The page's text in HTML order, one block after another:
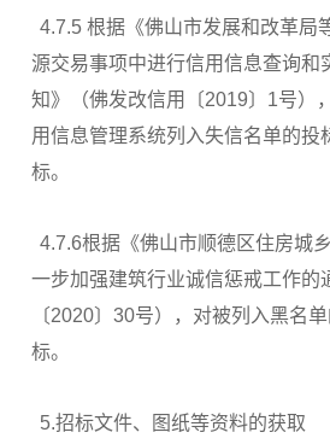
4.7.5 根据《佛山市发展和改革局
源交易事项中进行信用信息查询和
知》（佛发改信用〔2019〕1号）
用信息管理系统列入失信名单的投
标。
4.7.6根据《佛山市顺德区住房城
一步加强建筑行业诚信惩戒工作的
〔2020〕30号），对被列入黑名
标。
5.招标文件、图纸等资料的获取